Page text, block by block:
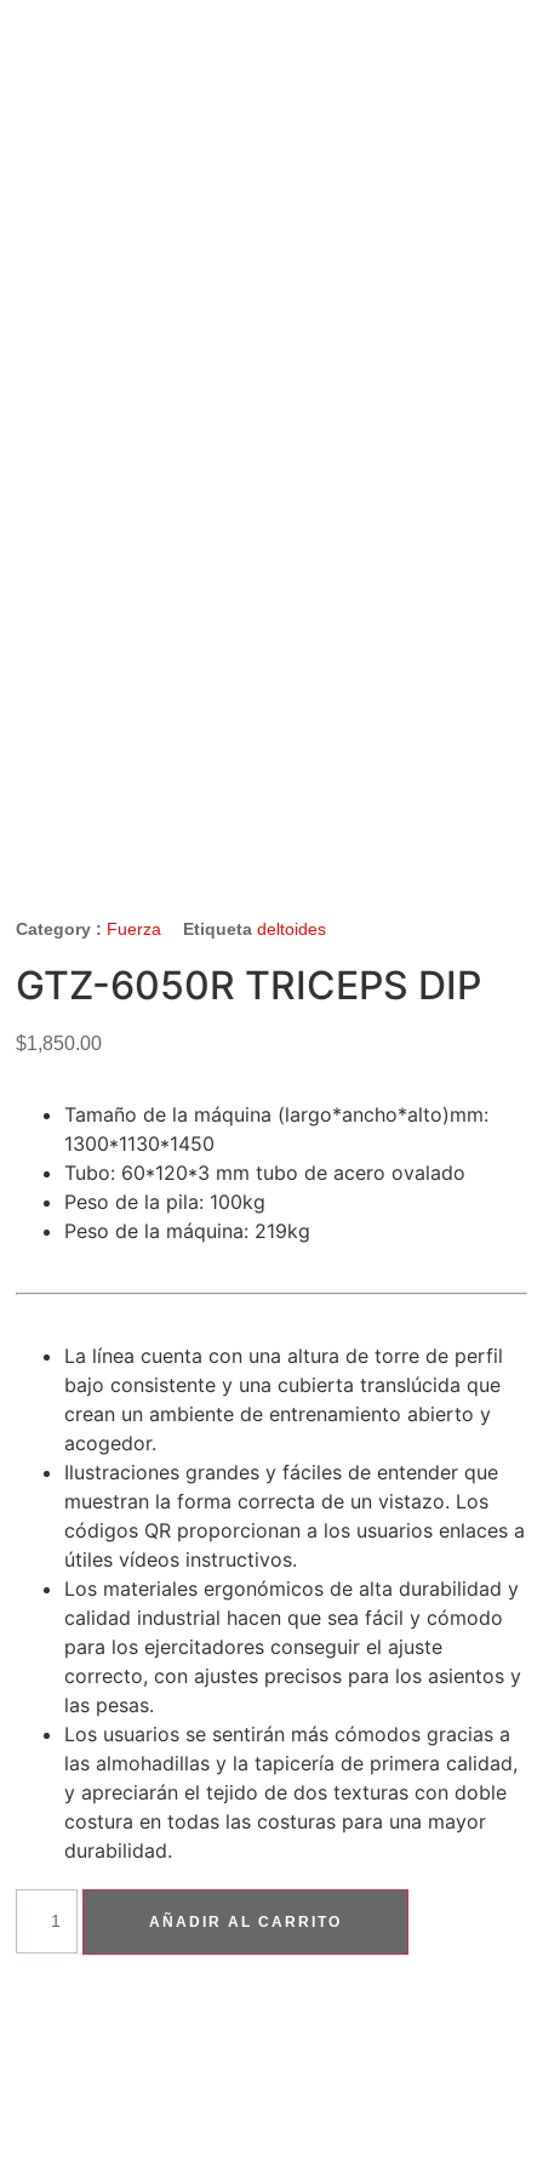
Category : Fuerza Etiqueta deltoides
GTZ-6050R TRICEPS DIP
$1,850.00
Tamaño de la máquina (largo*ancho*alto)mm:
1300*1130*1450
Tubo: 60*120*3 mm tubo de acero ovalado
Peso de la pila: 100kg
Peso de la máquina: 219kg
La línea cuenta con una altura de torre de perfil
bajo consistente y una cubierta translúcida que
crean un ambiente de entrenamiento abierto y
acogedor.
Ilustraciones grandes y fáciles de entender que
muestran la forma correcta de un vistazo. Los
códigos QR proporcionan a los usuarios enlaces a
útiles vídeos instructivos.
Los materiales ergonómicos de alta durabilidad y
calidad industrial hacen que sea fácil y cómodo
para los ejercitadores conseguir el ajuste
correcto, con ajustes precisos para los asientos y
las pesas.
Los usuarios se sentirán más cómodos gracias a
las almohadillas y la tapicería de primera calidad,
y apreciarán el tejido de dos texturas con doble
costura en todas las costuras para una mayor
durabilidad.
AÑADIR AL CARRITO